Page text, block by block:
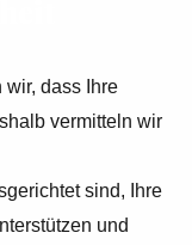
wir, dass Ihre
vermitteln wir
sind, Ihre
und